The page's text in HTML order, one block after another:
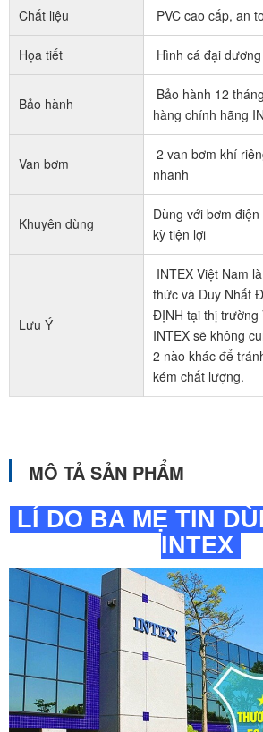
Chất liệu PVC cao cấp, an
Họa tiết Hình cá đại
Bảo hành
Bảo hành 12
hàng chính hãng
Van bơm
2 van bơm khí
nhanh
Khuyên dùng
Dùng với bơm
kỳ tiện lợi
Lưu Ý
INTEX Việt Nam
thức và Duy Nhất
ĐỊNH tại thị trường
INTEX sẽ không
2 nào khác để
kém chất lượng.
MÔ TẢ SẢN PHẨM
LÍ DO BA MẸ TIN
INTEX